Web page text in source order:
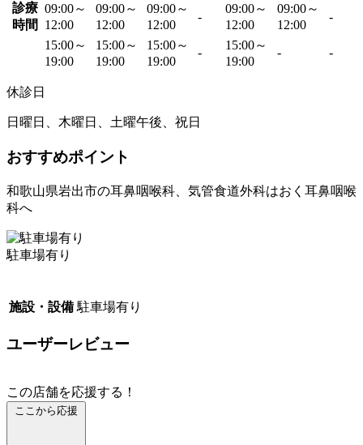
診療
時間
09:00～
12:00
09:00～
12:00
09:00～
12:00
-
09:00～
12:00
09:00～
12:00
-
15:00～
19:00
15:00～
19:00
15:00～
19:00
-
15:00～
19:00
- -
休診日
日曜日、木曜日、土曜午後、祝日
おすすめポイント
和歌山県岩出市の耳鼻咽喉科、気管食道外科はおく耳鼻咽喉
科へ
駐車場有り
施設・設備 駐車場有り
ユーザーレビュー
この店舗を応援する！
ここから応援